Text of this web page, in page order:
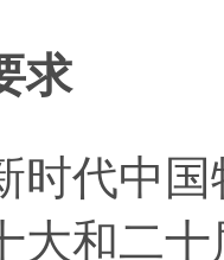
求
代中国
大和二